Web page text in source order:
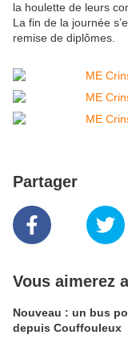
la houlette de leurs
La fin de la journée
remise de diplômes.
Partager
Vous aimerez
Nouveau : un bus
depuis Couffouleux